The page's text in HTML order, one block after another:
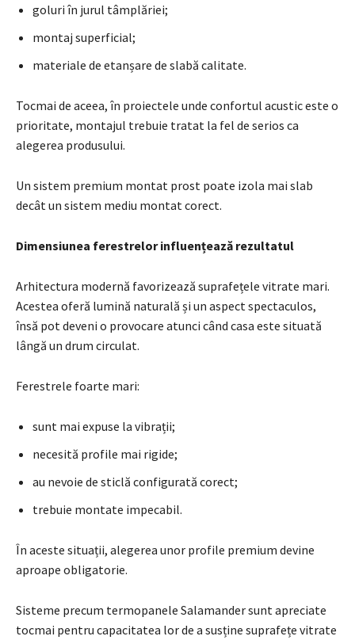
goluri în jurul tâmplăriei;
montaj superficial;
materiale de etanșare de slabă calitate.
Tocmai de aceea, în proiectele unde confortul acustic este o
prioritate, montajul trebuie tratat la fel de serios ca
alegerea produsului.
Un sistem premium montat prost poate izola mai slab
decât un sistem mediu montat corect.
Dimensiunea ferestrelor influențează rezultatul
Arhitectura modernă favorizează suprafețele vitrate mari.
Acestea oferă lumină naturală și un aspect spectaculos,
însă pot deveni o provocare atunci când casa este situată
lângă un drum circulat.
Ferestrele foarte mari:
sunt mai expuse la vibrații;
necesită profile mai rigide;
au nevoie de sticlă configurată corect;
trebuie montate impecabil.
În aceste situații, alegerea unor profile premium devine
aproape obligatorie.
Sisteme precum termopanele Salamander sunt apreciate
tocmai pentru capacitatea lor de a susține suprafețe vitrate